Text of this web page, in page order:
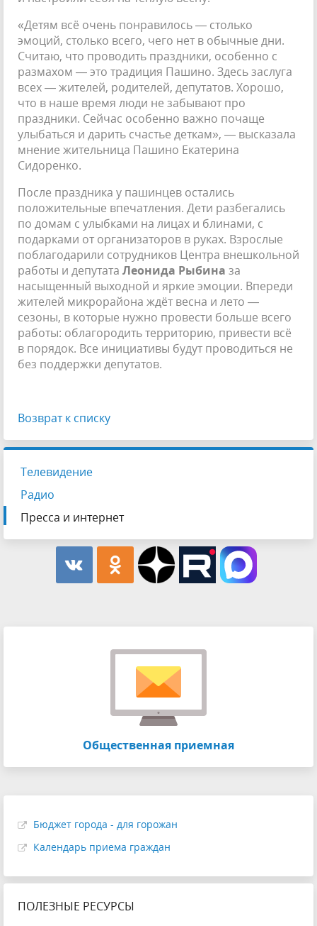
«Детям всё очень понравилось — столько
эмоций, столько всего, чего нет в обычные дни.
Считаю, что проводить праздники, особенно с
размахом — это традиция Пашино. Здесь заслуга
всех — жителей, родителей, депутатов. Хорошо,
что в наше время люди не забывают про
праздники. Сейчас особенно важно почаще
улыбаться и дарить счастье деткам», — высказала
мнение жительница Пашино Екатерина
Сидоренко.
После праздника у пашинцев остались
положительные впечатления. Дети разбегались
по домам с улыбками на лицах и блинами, с
подарками от организаторов в руках. Взрослые
поблагодарили сотрудников Центра внешкольной
работы и депутата Леонида Рыбина за
насыщенный выходной и яркие эмоции. Впереди
жителей микрорайона ждёт весна и лето —
сезоны, в которые нужно провести больше всего
работы: облагородить территорию, привести всё
в порядок. Все инициативы будут проводиться не
без поддержки депутатов.
Возврат к списку
Телевидение
Радио
Пресса и интернет
Общественная приемная
Бюджет города - для горожан
Календарь приема граждан
ПОЛЕЗНЫЕ РЕСУРСЫ